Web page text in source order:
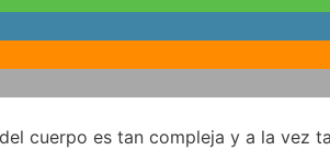
cuerpo es tan compleja y a la vez